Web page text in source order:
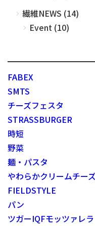
繊維NEWS (14)
Event (10)
FABEX
SMTS
チーズフェスタ
STRASSBURGER
時短
野菜
麺・パスタ
やわらかクリームチー
FIELDSTYLE
パン
ツガーIQFモッツァレラ